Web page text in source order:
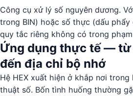
Công cụ xử lý số nguyên dương.
trong BIN) hoặc số thực (dấu phẩy
quy tắc riêng không có trong
Ứng dụng thực tế — từ
đến địa chỉ bộ nhớ
Hệ HEX xuất hiện ở khắp nơi
thuật số. Bốn tình huống thường